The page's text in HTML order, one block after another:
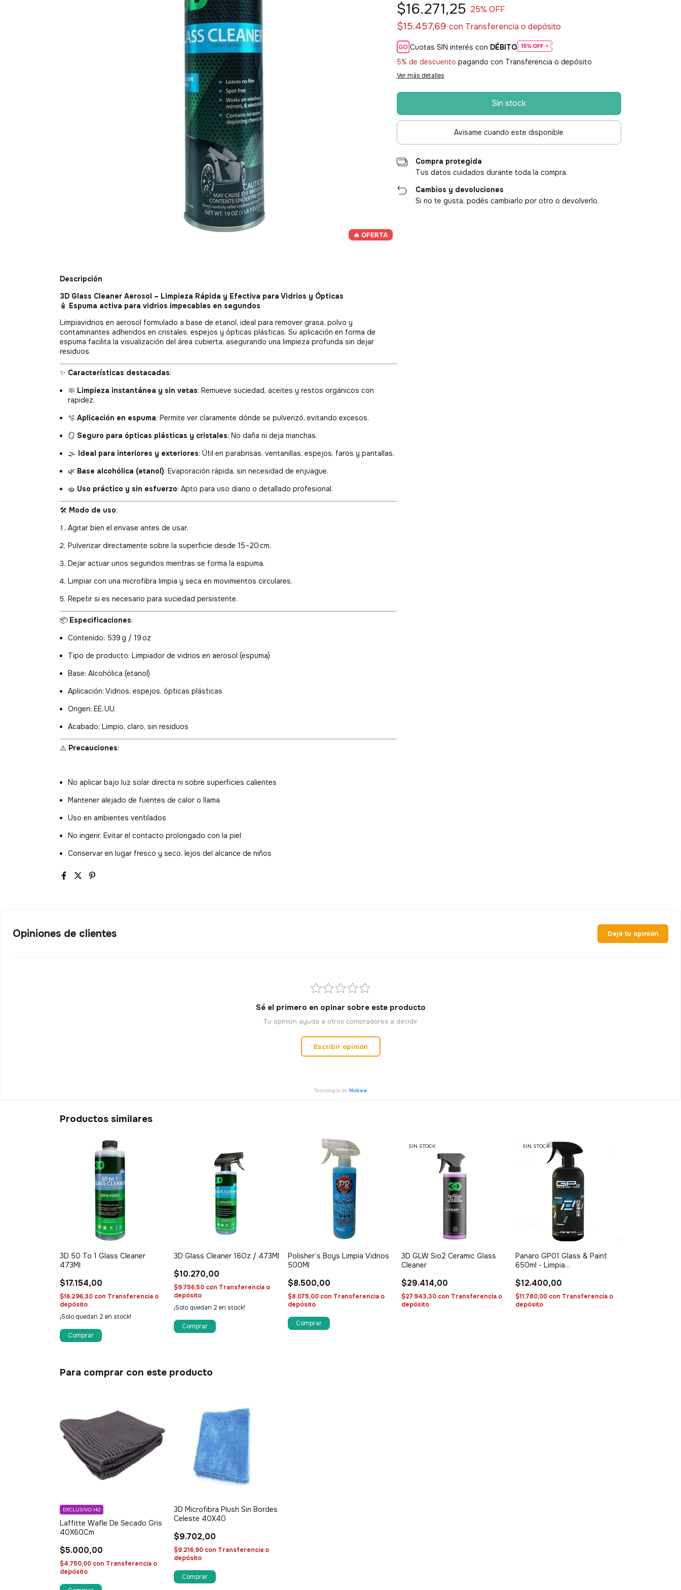
🔥 OFERTA
$16.271,25 25% OFF
$15.457,69 con Transferencia o depósito
Cuotas SIN interés con DÉBITO
5% de descuento pagando con Transferencia o depósito
Ver más detalles
Avisame cuando este disponible
Compra protegida
Tus datos cuidados durante toda la compra.
Cambios y devoluciones
Si no te gusta, podés cambiarlo por otro o devolverlo.
Descripción
3D Glass Cleaner Aerosol – Limpieza Rápida y Efectiva para Vidrios y Ópticas
🧴 Espuma activa para vidrios impecables en segundos
Limpiavidrios en aerosol formulado a base de etanol, ideal para remover grasa, polvo y
contaminantes adheridos en cristales, espejos y ópticas plásticas. Su aplicación en forma de
espuma facilita la visualización del área cubierta, asegurando una limpieza profunda sin dejar
residuos.
✨ Características destacadas:
🧼 Limpieza instantánea y sin vetas: Remueve suciedad, aceites y restos orgánicos con
rapidez.
🫧 Aplicación en espuma: Permite ver claramente dónde se pulverizó, evitando excesos.
🪞 Seguro para ópticas plásticas y cristales: No daña ni deja manchas.
🌫️ Ideal para interiores y exteriores: Útil en parabrisas, ventanillas, espejos, faros y pantallas.
🌿 Base alcohólica (etanol): Evaporación rápida, sin necesidad de enjuague.
🧽 Uso práctico y sin esfuerzo: Apto para uso diario o detallado profesional.
🛠️ Modo de uso:
Agitar bien el envase antes de usar.
Pulverizar directamente sobre la superficie desde 15–20 cm.
Dejar actuar unos segundos mientras se forma la espuma.
Limpiar con una microfibra limpia y seca en movimientos circulares.
Repetir si es necesario para suciedad persistente.
📦 Especificaciones:
Contenido: 539 g / 19 oz
Tipo de producto: Limpiador de vidrios en aerosol (espuma)
Base: Alcohólica (etanol)
Aplicación: Vidrios, espejos, ópticas plásticas
Origen: EE. UU.
Acabado: Limpio, claro, sin residuos
⚠️ Precauciones:
No aplicar bajo luz solar directa ni sobre superficies calientes
Mantener alejado de fuentes de calor o llama
Uso en ambientes ventilados
No ingerir. Evitar el contacto prolongado con la piel
Conservar en lugar fresco y seco, lejos del alcance de niños
Opiniones de clientes Dejá tu opinión
Sé el primero en opinar sobre este producto
Tu opinión ayuda a otros compradores a decidir.
Escribir opinión
Tecnología de Nubea
Productos similares
3D 50 To 1 Glass Cleaner
473Ml
$17.154,00
$16.296,30 con Transferencia o
depósito
¡Solo quedan 2 en stock!
3D Glass Cleaner 16Oz / 473Ml
$10.270,00
$9.756,50 con Transferencia o
depósito
¡Solo quedan 2 en stock!
Polisher’s Boys Limpia Vidrios
500Ml
$8.500,00
$8.075,00 con Transferencia o
depósito
SIN STOCK
3D GLW Sio2 Ceramic Glass
Cleaner
$29.414,00
$27.943,30 con Transferencia o
depósito
SIN STOCK
Panaro GP01 Glass & Paint
650ml - Limpia
superficies
$12.400,00
$11.780,00 con Transferencia o
depósito
Para comprar con este producto
Laffitte Wafle De Secado Gris
40X60Cm
$5.000,00
EXCLUSIVO HG
$4.750,00 con Transferencia o
depósito
3D Microfibra Plush Sin Bordes
Celeste 40X40
$9.702,00
$9.216,90 con Transferencia o
depósito
Prueba tu suerte y consigue descuentos increíbles
SEGUÍ INTENTANDO
SEGUI PARTICIPAND